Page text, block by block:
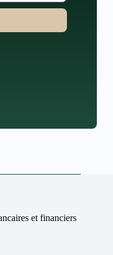
et financiers